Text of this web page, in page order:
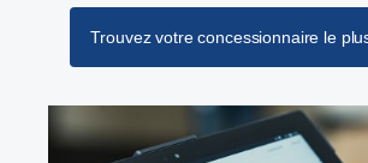
Trouvez votre concessionnaire le